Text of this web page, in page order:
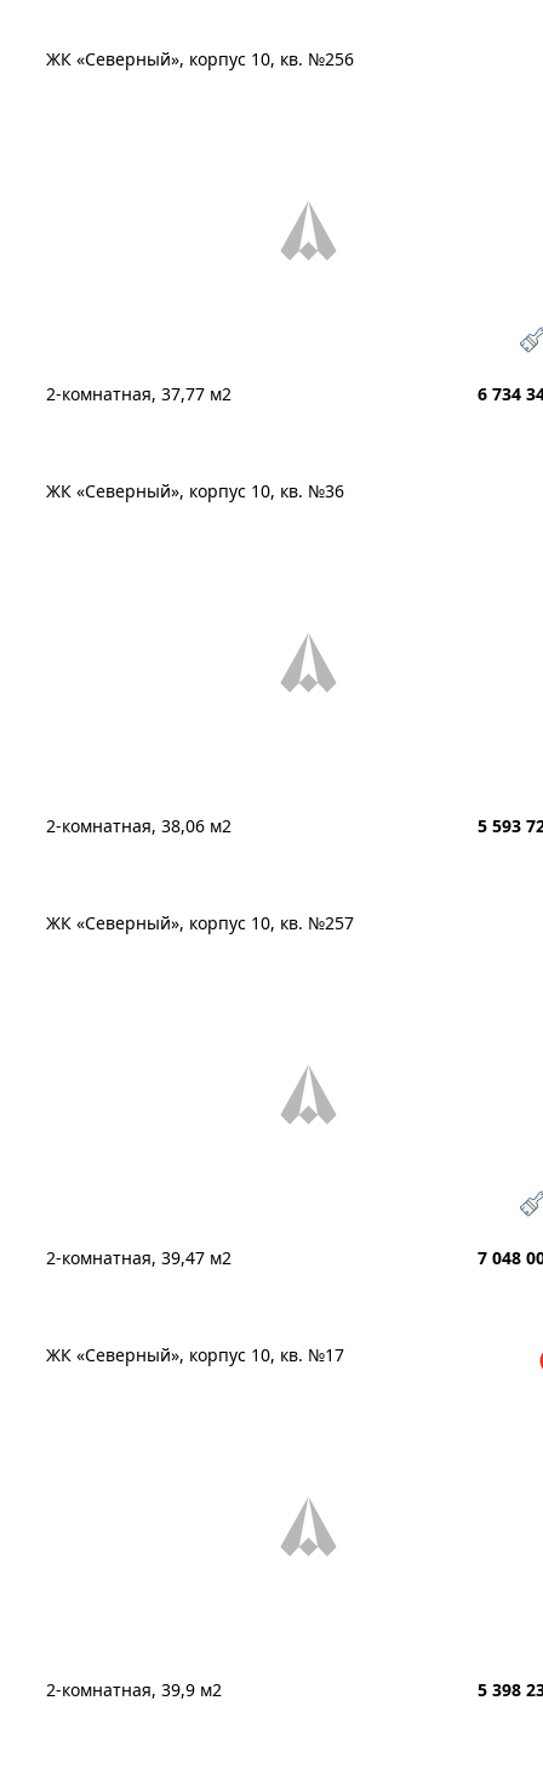
ЖК «Северный», корпус 10, кв. №256
2-комнатная, 37,77 м2 6 734
ЖК «Северный», корпус 10, кв. №36
2-комнатная, 38,06 м2 5 593
ЖК «Северный», корпус 10, кв. №257
2-комнатная, 39,47 м2 7 048
ЖК «Северный», корпус 10, кв. №17
2-комнатная, 39,9 м2 5 398